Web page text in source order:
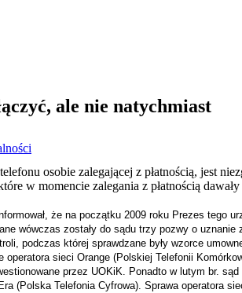
ale nie natychmiast
osobie zalegającej z płatnością, jest
w momencie zalegania z płatnością
że na początku 2009 roku Prezes tego
wówczas zostały do sądu trzy pozwy o
podczas której sprawdzane były wzorce
operatora sieci Orange (Polskiej Telefonii
przez UOKiK. Ponadto w lutym br.
(Polska Telefonia Cyfrowa). Sprawa operatora